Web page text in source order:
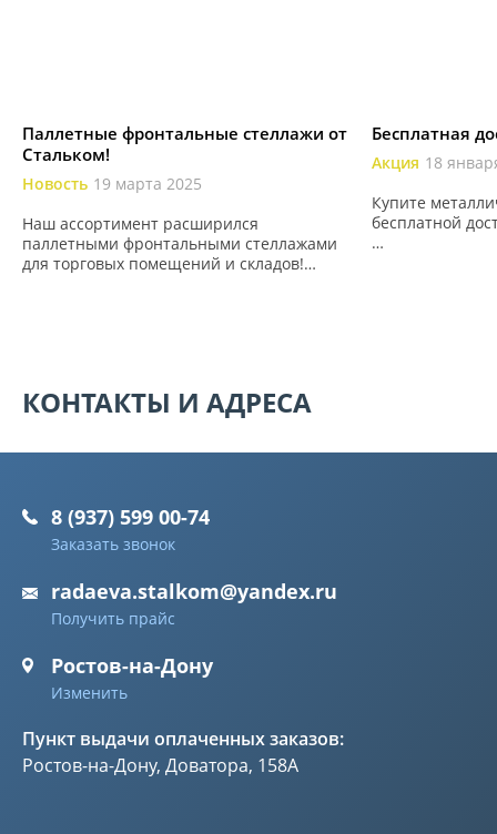
Паллетные фронтальные стеллажи от
Стальком!
Новость 19 марта 2025
Наш ассортимент расширился
паллетными фронтальными стеллажами
для торговых помещений и складов!
Бесплатная
Акция 18
Купите
бесплатной
КОНТАКТЫ И АДРЕСА
8 (937) 599 00-74
Заказать звонок
radaeva.stalkom@yandex.ru
Получить прайс
Ростов-на-Дону
Изменить
Пункт выдачи оплаченных заказов:
Ростов-на-Дону, Доватора, 158А